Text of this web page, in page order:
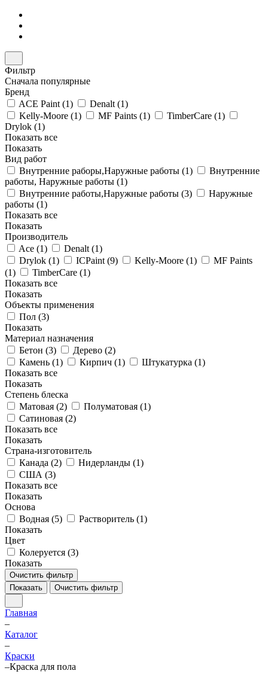
Фильтр
Сначала популярные
Бренд
ACE Paint (1) Denalt (1)
Kelly-Moore (1) MF Paints (1) TimberCare (1)
Drylok (1)
Показать все
Показать
Вид работ
Внутренние раборы,Наружные работы (1)
Внутренние
работы, Наружные работы (1)
Внутренние работы,Наружные работы (3)
Наружные
работы (1)
Показать все
Показать
Производитель
Ace (1) Denalt (1)
Drylok (1) ICPaint (9) Kelly-Moore (1)
MF Paints
(1) TimberCare (1)
Показать все
Показать
Объекты применения
Пол (3)
Показать
Материал назначения
Бетон (3) Дерево (2)
Камень (1) Кирпич (1) Штукатурка (1)
Показать все
Показать
Степень блеска
Матовая (2) Полуматовая (1)
Сатиновая (2)
Показать все
Показать
Страна-изготовитель
Канада (2) Нидерланды (1)
США (3)
Показать все
Показать
Основа
Водная (5) Растворитель (1)
Показать
Цвет
Колеруется (3)
Показать
Очистить фильтр
Показать
Очистить фильтр
Главная
–
Каталог
–
Краски
–Краска для пола